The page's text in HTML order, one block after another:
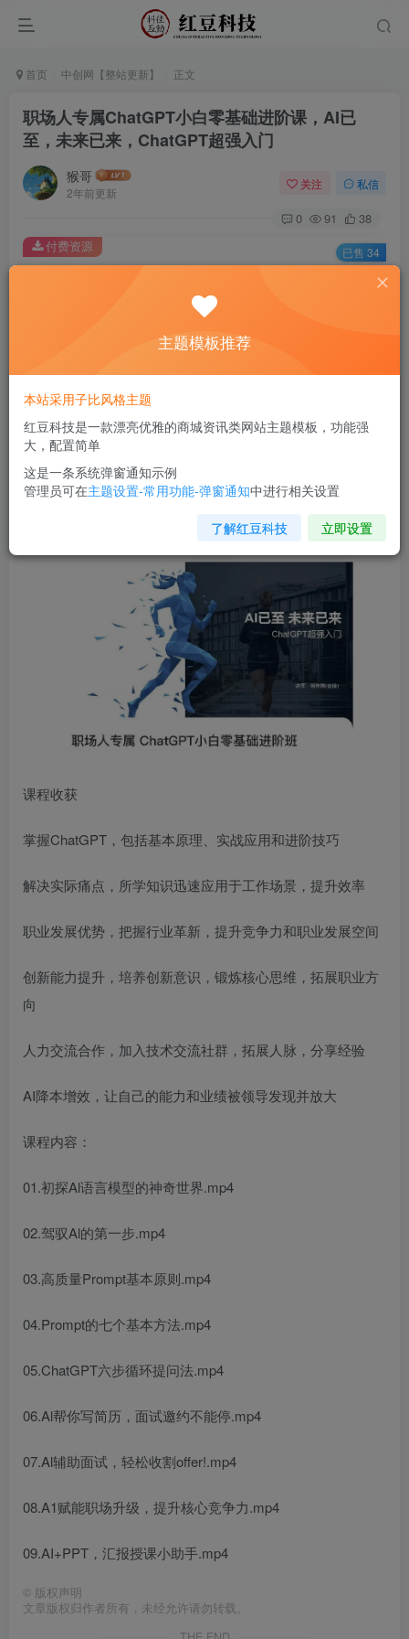
首页 中创网【整站更新】 正文
职场人专属ChatGPT小白零基础进阶课，AI已
至，未来已来，ChatGPT超强入门
猴哥
2年前更新
关注 私信
0 91 38
此内容为付费资源，请付费后查看
￥9.9
您当前未登录！建议登陆后购买，可保存购买订单
付费资源 已售 34
职场人专属ChatGPT小白零基础进阶课，AI已至，未来已
课程收获
掌握ChatGPT，包括基本原理、实战应用和进阶技巧
解决实际痛点，所学知识迅速应用于工作场景，提升效率
职业发展优势，把握行业革新，提升竞争力和职业发展空间
创新能力提升，培养创新意识，锻炼核心思维，拓展职业方
向
人力交流合作，加入技术交流社群，拓展人脉，分享经验
AI降本增效，让自己的能力和业绩被领导发现并放大
课程内容：
01.初探Al语言模型的神奇世界.mp4
02.驾驭Al的第一步.mp4
03.高质量Prompt基本原则.mp4
04.Prompt的七个基本方法.mp4
05.ChatGPT六步循环提问法.mp4
06.Al帮你写简历，面试邀约不能停.mp4
07.Al辅助面试，轻松收割offer!.mp4
08.A1赋能职场升级，提升核心竞争力.mp4
09.AI+PPT，汇报授课小助手.mp4
© 版权声明
文章版权归作者所有，未经允许请勿转载。
主题模板推荐
本站采用子比风格主题
红豆科技是一款漂亮优雅的商城资讯类网站主题模板，功能强
大，配置简单
这是一条系统弹窗通知示例
管理员可在主题设置-常用功能-弹窗通知中进行相关设置
了解红豆科技 立即设置